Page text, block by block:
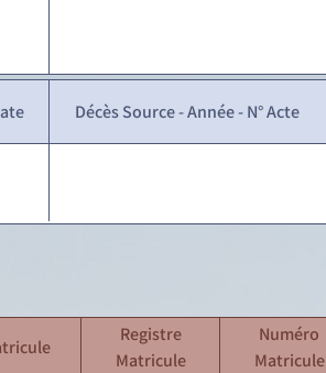
Décès Source - Année - N° Acte
Registre
Matricule
Numéro
Matricule